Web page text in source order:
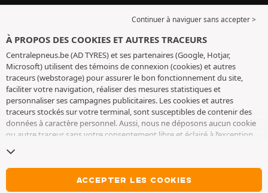
Continuer à naviguer sans accepter >
À PROPOS DES COOKIES ET AUTRES TRACEURS
Centralepneus.be (AD TYRES) et ses partenaires (Google, Hotjar,
Microsoft) utilisent des témoins de connexion (cookies) et autres
traceurs (webstorage) pour assurer le bon fonctionnement du site,
faciliter votre navigation, réaliser des mesures statistiques et
personnaliser ses campagnes publicitaires. Les cookies et autres
traceurs stockés sur votre terminal, sont susceptibles de contenir des
données à caractère personnel. Aussi, nous ne déposons aucun cookie
ou autre traceur sans votre consentement libre et éclairé à l’exception
conservons votre choix pendant 6 mois. Vous pouvez retirer votre
consentement à tout moment en vous rendant sur lapage cookies et
. Vous pouvez choisir de continuer à naviguer sans
ACCEPTER LES COOKIES